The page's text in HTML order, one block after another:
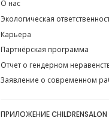
О нас
Экологическая
Карьера
Партнёрская программа
Отчет о гендерном
Заявление о современном
ПРИЛОЖЕНИЕ